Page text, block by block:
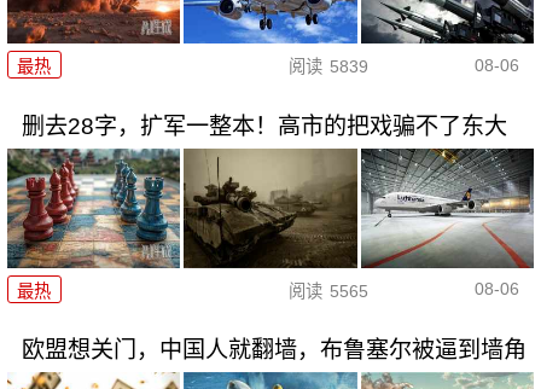
最热 阅读 5839 08-06
删去28字，扩军一整本！高市的把戏骗不了东大
最热 阅读 5565 08-06
欧盟想关门，中国人就翻墙，布鲁塞尔被逼到墙角